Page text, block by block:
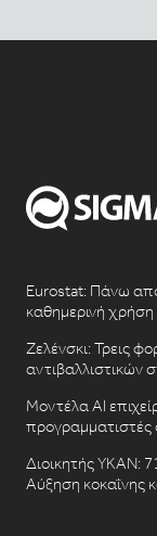
Eurostat: Πάνω
καθημερινή
Ζελένσκι: Τρεις
αντιβαλλιστικών
Μοντέλα AI
προγραμματιστές
Διοικητής ΥΚΑΝ:
Αύξηση κοκαΐνης